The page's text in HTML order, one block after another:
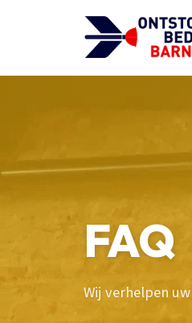
FAQ
Wij verhelpen uw